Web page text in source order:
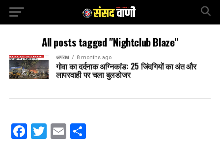
All posts tagged "Nightclub Blaze"
अपराध 8 months ago
गोवा का दर्दनाक अग्निकांड: 25 जिंदगियों का अंत और
लापरवाही पर चला बुलडोजर
Facebook
Twitter
EmailShare